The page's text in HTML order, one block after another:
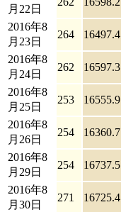
月22日
2016年8
月23日
264 16497.4
2016年8
月24日
262 16597.3
2016年8
月25日
253 16555.9
2016年8
月26日
254 16360.7
2016年8
月29日
254 16737.5
2016年8
月30日
271 16725.4